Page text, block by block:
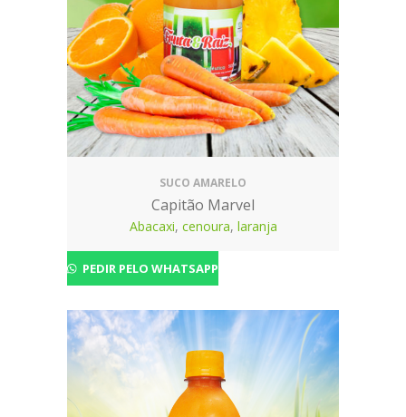
SUCO AMARELO
Capitão Marvel
Abacaxi, cenoura, laranja
PEDIR PELO WHATSAPP